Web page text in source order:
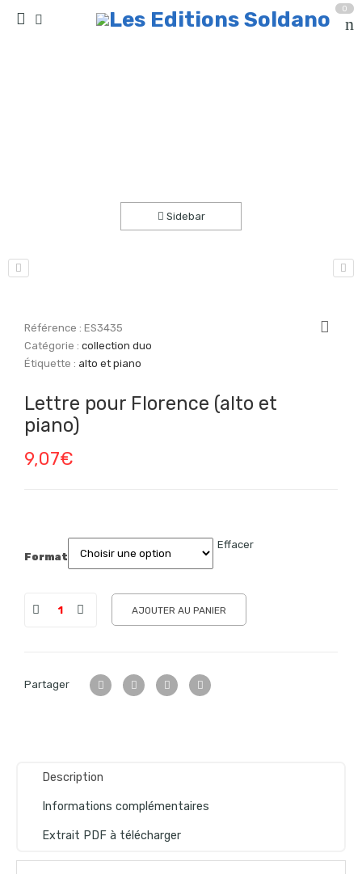
0
Sidebar
Référence :ES3435
Catégorie :collection duo
Étiquette : alto et piano
Lettre pour Florence (alto et
piano)
9,07€
Format
Effacer
AJOUTER AU PANIER
Partager
Description
Informations complémentaires
Extrait PDF à télécharger